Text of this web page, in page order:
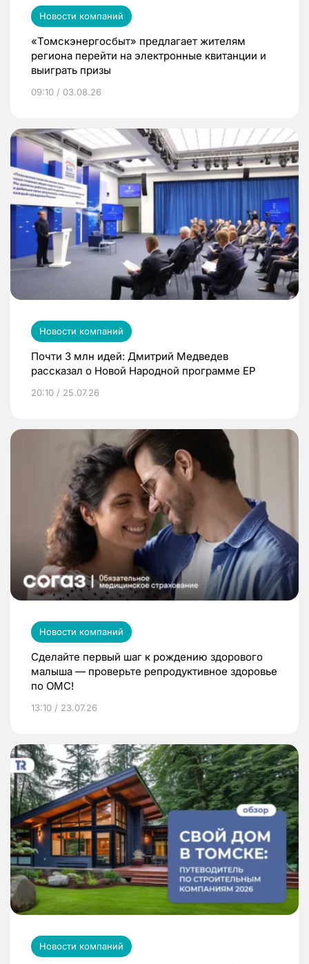
Новости компаний
«Томскэнергосбыт» предлагает жителям
региона перейти на электронные квитанции и
выиграть призы
09:10 / 03.08.26
Новости компаний
Почти 3 млн идей: Дмитрий Медведев
рассказал о Новой Народной программе ЕР
20:10 / 25.07.26
Новости компаний
Сделайте первый шаг к рождению здорового
малыша — проверьте репродуктивное здоровье
по ОМС!
13:10 / 23.07.26
Новости компаний